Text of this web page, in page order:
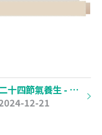
【二十四節氣養生 - 冬至】
12-21